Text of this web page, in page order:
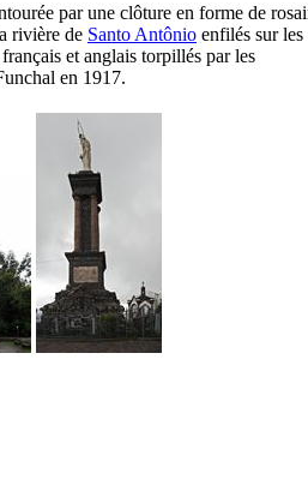
par une clôture en forme de
rivière de Santo Antônio enfilés sur les
et anglais torpillés par les
en 1917.